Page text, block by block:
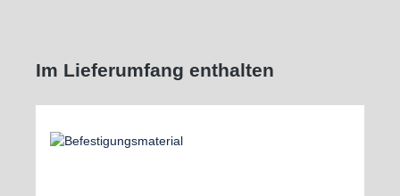
Im Lieferumfang enthalten